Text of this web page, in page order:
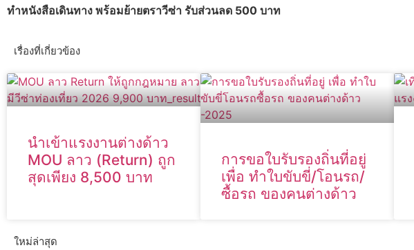
ทำหนังสือเดินทาง พร้อมย้ายตราวีซ่า รับส่วนลด 500 บาท
เรื่องที่เกี่ยวข้อง
นำเข้าแรงงานต่างด้าว
MOU ลาว (Return) ถูก
สุดเพียง 8,500 บาท
การขอใบรับรองถิ่นที่อยู่
เพื่อ ทำใบขับขี่/โอนรถ/
ซื้อรถ ของคนต่างด้าว
ใหม่ล่าสุด